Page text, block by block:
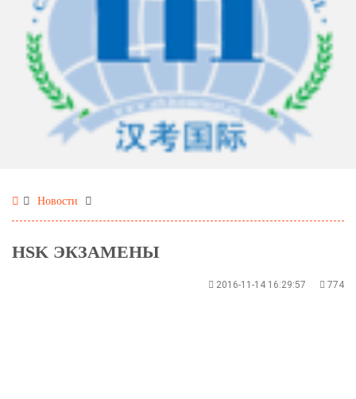
Новости
HSK ЭКЗАМЕНЫ
2016-11-14 16:29:57 774